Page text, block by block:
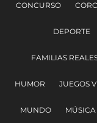
CONCURSO
DEPORTE
FAMILIAS
HUMOR JUEGOS
MUNDO MÚSICA